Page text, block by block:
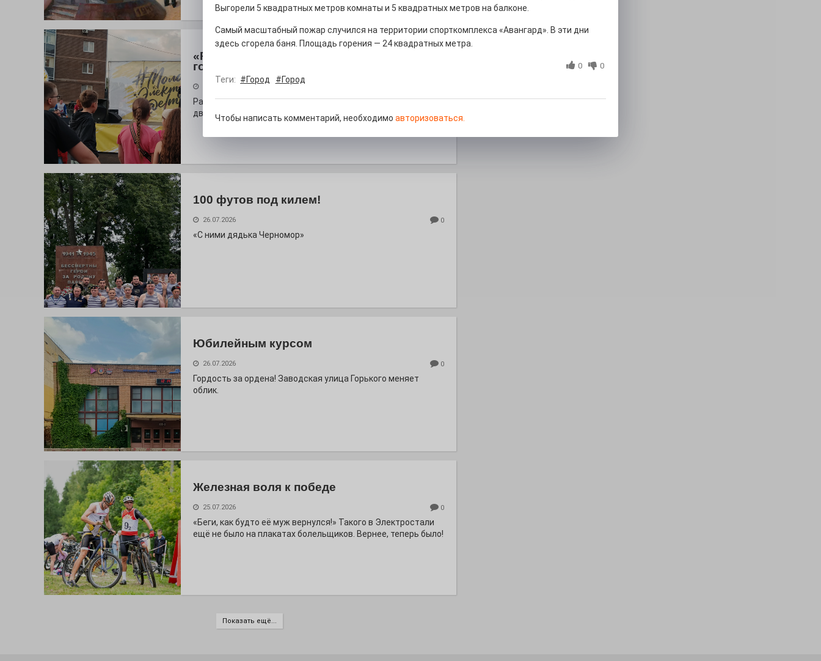
«Районы-кварталы» путешествуют по
городу
Радость в квадрате! На этой неделе электростальцев
дважды порадует проект «Районы-кварталы».
100 футов под килем!
26.07.2026 0
«С ними дядька Черномор»
Юбилейным курсом
26.07.2026 0
Гордость за ордена! Заводская улица Горького меняет
облик.
Железная воля к победе
25.07.2026 0
«Беги, как будто её муж вернулся!» Такого в Электростали
ещё не было на плакатах болельщиков. Вернее, теперь было!
Показать ещё...
Выгорели 5 квадратных метров комнаты и 5 квадратных метров на балконе.
Самый масштабный пожар случился на территории спорткомплекса «Авангард». В эти дни
здесь сгорела баня. Площадь горения — 24 квадратных метра.
0 0
Теги: #Город #Город
Чтобы написать комментарий, необходимо авторизоваться.